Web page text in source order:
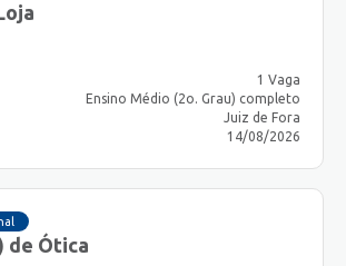
1 Vaga
Ensino Médio (2o. Grau) completo
Juiz de Fora
14/08/2026
de Ótica